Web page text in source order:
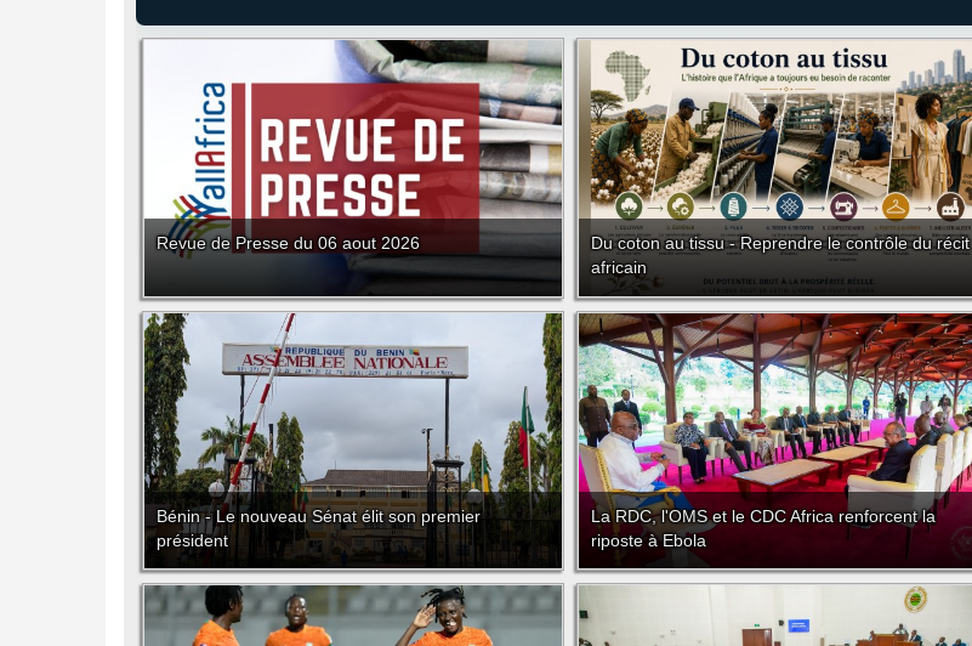
Revue de Presse du 06 aout 2026
Du coton au tissu - Reprendre le contrôle du récit
africain
Bénin - Le nouveau Sénat élit son premier
président
La RDC, l'OMS et le CDC Africa renforcent la
riposte à Ebola